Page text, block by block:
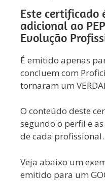
Este certificado
adicional ao
Evolução
É emitido apenas
concluem com
tornaram um
O conteúdo deste
segundo o perfil e
de cada profissional.
Veja abaixo um
emitido para um